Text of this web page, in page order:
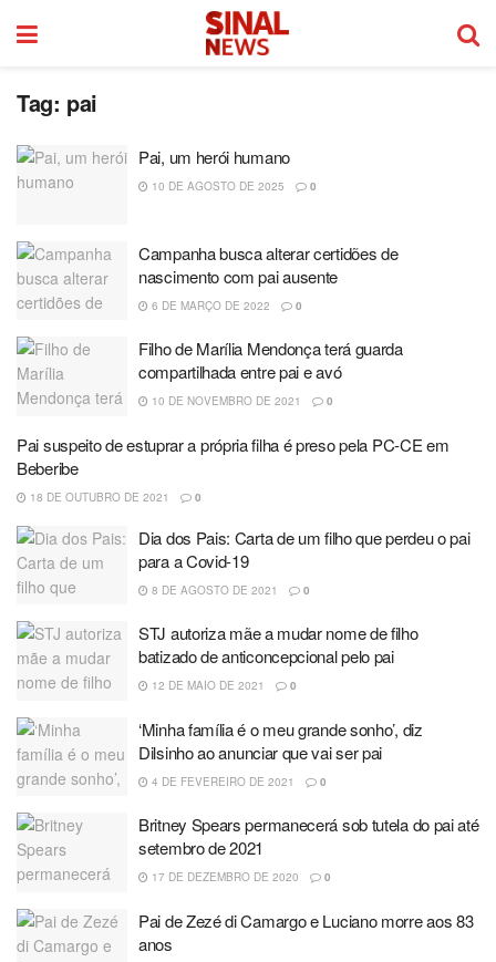
Tag: pai
Pai, um herói humano
10 DE AGOSTO DE 2025 0
Campanha busca alterar certidões de
nascimento com pai ausente
6 DE MARÇO DE 2022 0
Filho de Marília Mendonça terá guarda
compartilhada entre pai e avó
10 DE NOVEMBRO DE 2021 0
Pai suspeito de estuprar a própria filha é preso pela PC-CE em
Beberibe
18 DE OUTUBRO DE 2021 0
Dia dos Pais: Carta de um filho que perdeu o pai
para a Covid-19
8 DE AGOSTO DE 2021 0
STJ autoriza mãe a mudar nome de filho
batizado de anticoncepcional pelo pai
12 DE MAIO DE 2021 0
‘Minha família é o meu grande sonho’, diz
Dilsinho ao anunciar que vai ser pai
4 DE FEVEREIRO DE 2021 0
Britney Spears permanecerá sob tutela do pai até
setembro de 2021
17 DE DEZEMBRO DE 2020 0
Pai de Zezé di Camargo e Luciano morre aos 83
anos